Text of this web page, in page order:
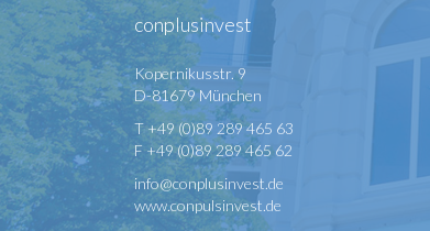
conplusinvest
Kopernikusstr. 9
D-81679 München
T +49 (0)89 289 465 63
F +49 (0)89 289 465 62
info@conplusinvest.de
www.conpulsinvest.de